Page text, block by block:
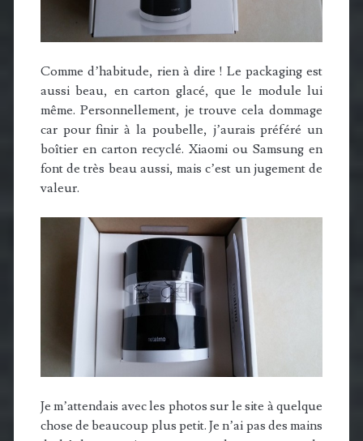
Comme d’habitude, rien à dire ! Le packaging est
aussi beau, en carton glacé, que le module lui
même. Personnellement, je trouve cela dommage
car pour finir à la poubelle, j’aurais préféré un
boîtier en carton recyclé. Xiaomi ou Samsung en
font de très beau aussi, mais c’est un jugement de
valeur.
Je m’attendais avec les photos sur le site à quelque
chose de beaucoup plus petit. Je n’ai pas des mains